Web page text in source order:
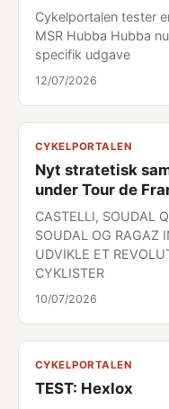
Cykelportalen tester
MSR Hubba Hubba
specifik udgave
12/07/2026
CYKELPORTALEN
Nyt stratetisk
under Tour de
CASTELLI, SOUDAL
SOUDAL OG RAGAZ
UDVIKLE ET
CYKLISTER
10/07/2026
CYKELPORTALEN
TEST: Hexlox